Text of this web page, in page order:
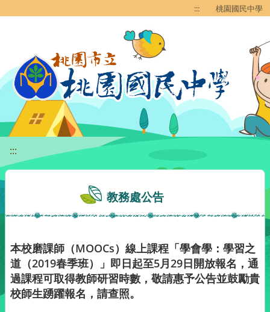
::: 桃園國民中學
:::
教務處公告
本校磨課師（MOOCs）線上課程「學會學：學習之
道（2019春季班）」即日起至5月29日開放報名，通
過課程可取得教師研習時數，敬請惠予公告並鼓勵貴
校師生踴躍報名，請查照。